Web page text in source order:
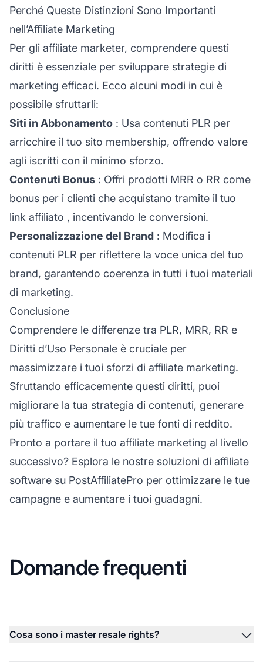
Perché Queste Distinzioni Sono Importanti
nell’Affiliate Marketing
Per gli affiliate marketer, comprendere questi
diritti è essenziale per sviluppare strategie di
marketing efficaci. Ecco alcuni modi in cui è
possibile sfruttarli:
Siti in Abbonamento : Usa contenuti PLR per
arricchire il tuo sito membership, offrendo valore
agli iscritti con il minimo sforzo.
Contenuti Bonus : Offri prodotti MRR o RR come
bonus per i clienti che acquistano tramite il tuo
link affiliato , incentivando le conversioni.
Personalizzazione del Brand : Modifica i
contenuti PLR per riflettere la voce unica del tuo
brand, garantendo coerenza in tutti i tuoi materiali
di marketing.
Conclusione
Comprendere le differenze tra PLR, MRR, RR e
Diritti d’Uso Personale è cruciale per
massimizzare i tuoi sforzi di affiliate marketing.
Sfruttando efficacemente questi diritti, puoi
migliorare la tua strategia di contenuti, generare
più traffico e aumentare le tue fonti di reddito.
Pronto a portare il tuo affiliate marketing al livello
successivo? Esplora le nostre soluzioni di affiliate
software su PostAffiliatePro per ottimizzare le tue
campagne e aumentare i tuoi guadagni.
Domande frequenti
Cosa sono i master resale rights?